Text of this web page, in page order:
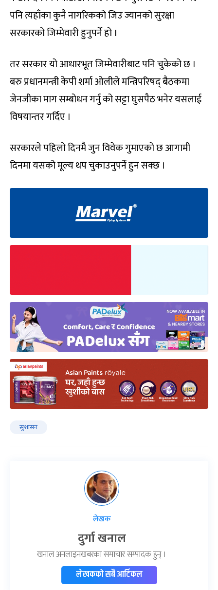
पनि त्यहाँका कुनै नागरिकको जिउ ज्यानको सुरक्षा
सरकारको जिम्मेवारी हुनुपर्ने हो ।
तर सरकार यो आधारभूत जिम्मेवारीबाट पनि चुकेको छ ।
बरु प्रधानमन्त्री केपी शर्मा ओलीले मन्त्रिपरिषद् बैठकमा
जेनजीका माग सम्बोधन गर्नु को सट्टा घुसपैठ भनेर यसलाई
विषयान्तर गर्दिए ।
सरकारले पहिलो दिनमै जुन विवेक गुमाएको छ आगामी
दिनमा यसको मूल्य थप चुकाउनुपर्ने हुन सक्छ ।
सुशासन
लेखक
दुर्गा खनाल
खनाल अनलाइनखबरका समाचार सम्पादक हुन् ।
लेखकको सबै आर्टिकल